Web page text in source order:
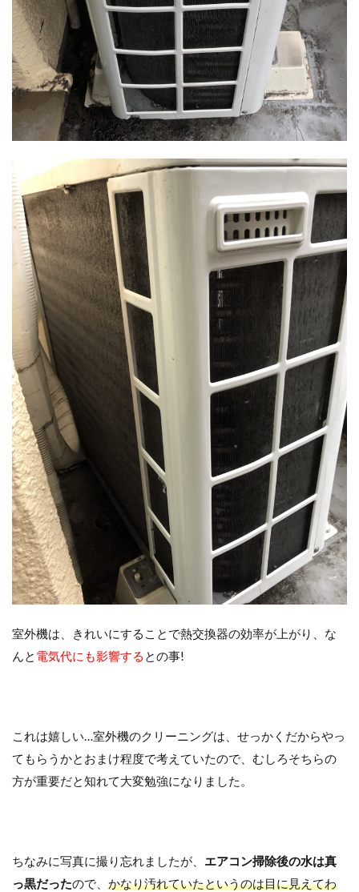
室外機は、きれいにすることで熱交換器の効率が上がり、な
んと 電気代にも影響する との事!
これは嬉しい…室外機のクリーニングは、せっかくだからやっ
てもらうかとおまけ程度で考えていたので、むしろそちらの
方が重要だと知れて大変勉強になりました。
ちなみに写真に撮り忘れましたが、 エアコン掃除後の水は真
っ黒だったので、 かなり汚れていたというのは目に見えてわ